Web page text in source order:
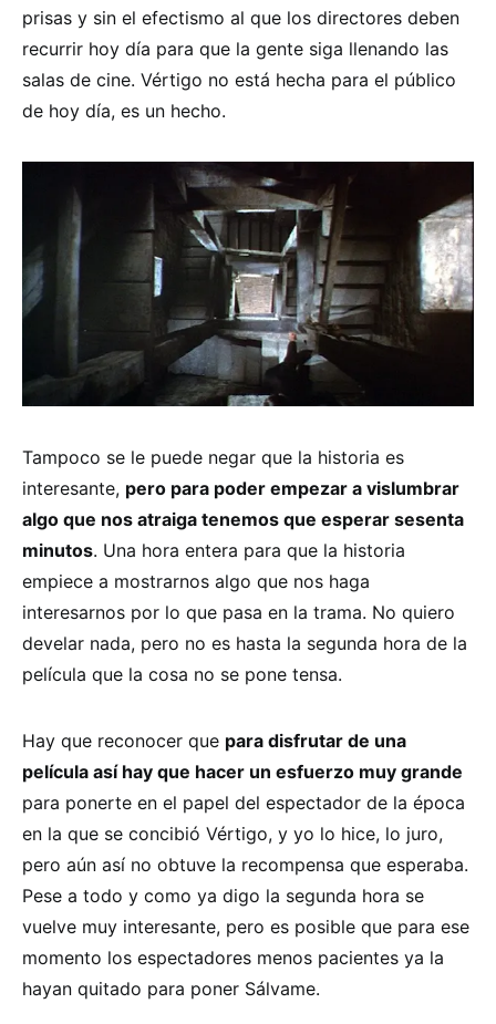
prisas y sin el efectismo al que los directores deben
recurrir hoy día para que la gente siga llenando las
salas de cine. Vértigo no está hecha para el público
de hoy día, es un hecho.
Tampoco se le puede negar que la historia es
interesante, pero para poder empezar a vislumbrar
algo que nos atraiga tenemos que esperar sesenta
minutos. Una hora entera para que la historia
empiece a mostrarnos algo que nos haga
interesarnos por lo que pasa en la trama. No quiero
develar nada, pero no es hasta la segunda hora de la
película que la cosa no se pone tensa.
Hay que reconocer que para disfrutar de una
película así hay que hacer un esfuerzo muy grande
para ponerte en el papel del espectador de la época
en la que se concibió Vértigo, y yo lo hice, lo juro,
pero aún así no obtuve la recompensa que esperaba.
Pese a todo y como ya digo la segunda hora se
vuelve muy interesante, pero es posible que para ese
momento los espectadores menos pacientes ya la
hayan quitado para poner Sálvame.